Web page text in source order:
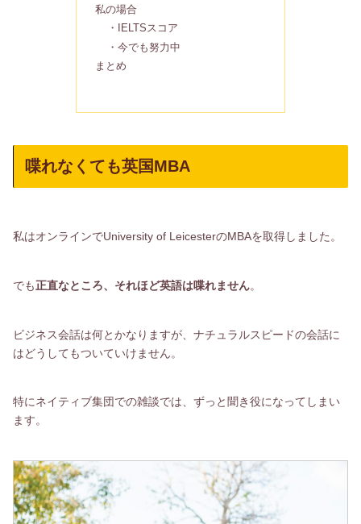
私の場合
・IELTSスコア
・今でも努力中
まとめ
喋れなくても英国MBA
私はオンラインでUniversity of LeicesterのMBAを取得しました。
でも正直なところ、それほど英語は喋れません。
ビジネス会話は何とかなりますが、ナチュラルスピードの会話に
はどうしてもついていけません。
特にネイティブ集団での雑談では、ずっと聞き役になってしまい
ます。